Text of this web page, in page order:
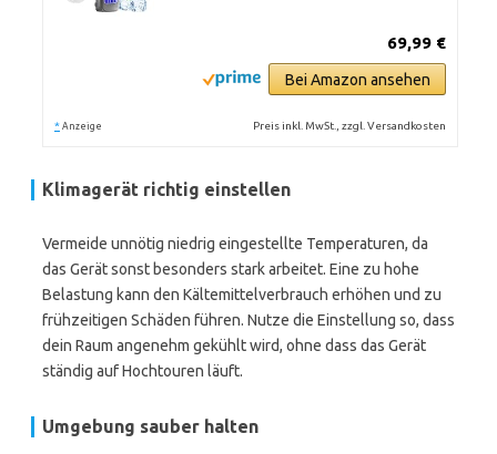
69,99 €
Bei Amazon ansehen
* Anzeige Preis inkl. MwSt., zzgl. Versandkosten
Klimagerät richtig einstellen
Vermeide unnötig niedrig eingestellte Temperaturen, da
das Gerät sonst besonders stark arbeitet. Eine zu hohe
Belastung kann den Kältemittelverbrauch erhöhen und zu
frühzeitigen Schäden führen. Nutze die Einstellung so, dass
dein Raum angenehm gekühlt wird, ohne dass das Gerät
ständig auf Hochtouren läuft.
Umgebung sauber halten